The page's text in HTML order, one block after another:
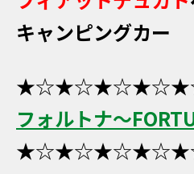
キャンピングカー
フォルトナ～